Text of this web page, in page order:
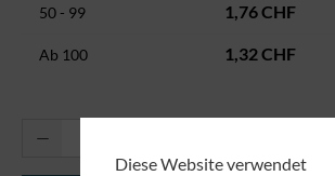
50 - 99 1,76 CHF
Ab 100 1,32 CHF
Produkt Anzahl: Gib den
Diese Website verwendet